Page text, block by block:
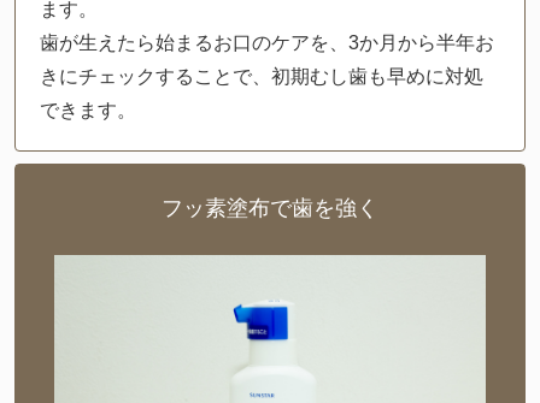
ます。
歯が生えたら始まるお口のケアを、3か月から半年お
きにチェックすることで、初期むし歯も早めに対処
できます。
フッ素塗布で歯を強く